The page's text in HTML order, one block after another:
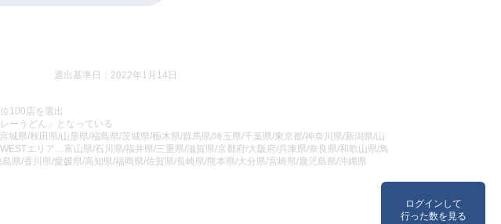
選出基準日：2022年1月14日
100店を選出
ーうどん」となっている
城県/秋田県/山形県/福島県/茨城県/栃木県/群馬県/埼玉県/千葉県/東京都/神奈川県/新潟県/山
エリア…富山県/石川県/福井県/三重県/滋賀県/京都府/大阪府/兵庫県/奈良県/和歌山県/鳥
県/香川県/愛媛県/高知県/福岡県/佐賀県/長崎県/熊本県/大分県/宮崎県/鹿児島県/沖縄県
ログインして
行った数を見る